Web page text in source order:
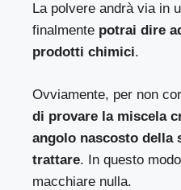
La polvere andrà via in
finalmente potrai dire
prodotti chimici.
Ovviamente, per non
di provare la miscela
angolo nascosto della
trattare. In questo
macchiare nulla.